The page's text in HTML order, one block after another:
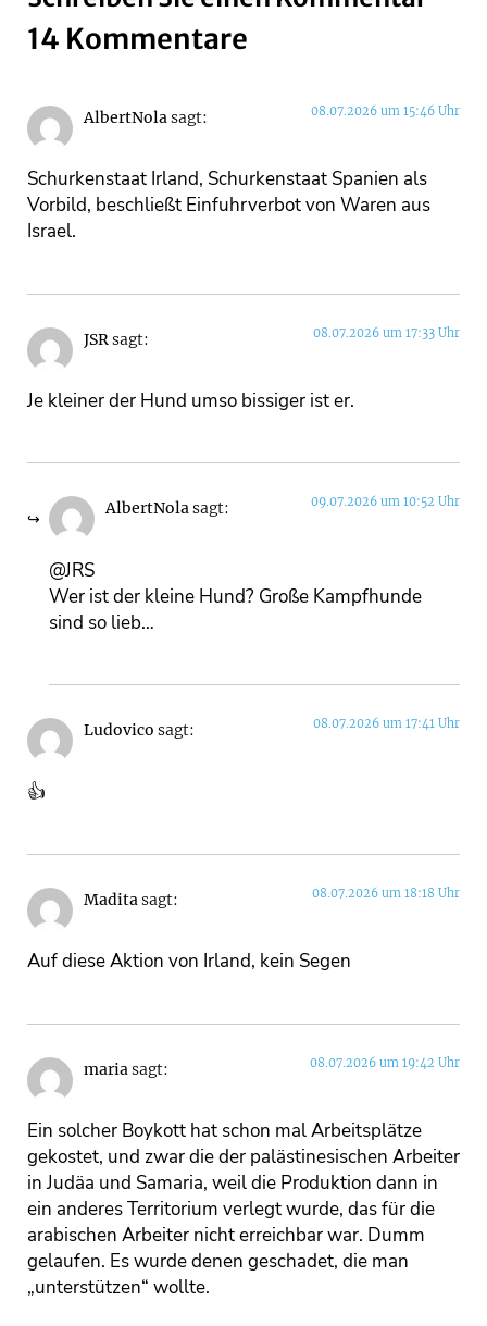
14 Kommentare
AlbertNolasagt: 08.07.2026 um 15:46 Uhr
Schurkenstaat Irland, Schurkenstaat Spanien als
Vorbild, beschließt Einfuhrverbot von Waren aus
Israel.
JSRsagt: 08.07.2026 um 17:33 Uhr
Je kleiner der Hund umso bissiger ist er.
AlbertNolasagt: 09.07.2026 um 10:52 Uhr
@JRS
Wer ist der kleine Hund? Große Kampfhunde
sind so lieb…
Ludovico sagt: 08.07.2026 um 17:41 Uhr
👍
Maditasagt: 08.07.2026 um 18:18 Uhr
Auf diese Aktion von Irland, kein Segen
mariasagt: 08.07.2026 um 19:42 Uhr
Ein solcher Boykott hat schon mal Arbeitsplätze
gekostet, und zwar die der palästinesischen Arbeiter
in Judäa und Samaria, weil die Produktion dann in
ein anderes Territorium verlegt wurde, das für die
arabischen Arbeiter nicht erreichbar war. Dumm
gelaufen. Es wurde denen geschadet, die man
„unterstützen“ wollte.